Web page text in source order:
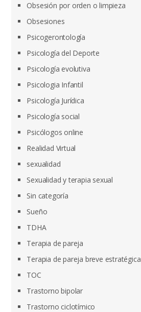
Obsesión por orden o limpieza
Obsesiones
Psicogerontología
Psicología del Deporte
Psicología evolutiva
Psicologia Infantil
Psicología Jurídica
Psicología social
Psicólogos online
Realidad Virtual
sexualidad
Sexualidad y terapia sexual
Sin categoría
Sueño
TDHA
Terapia de pareja
Terapia de pareja breve estratégica
TOC
Trastorno bipolar
Trastorno ciclotímico